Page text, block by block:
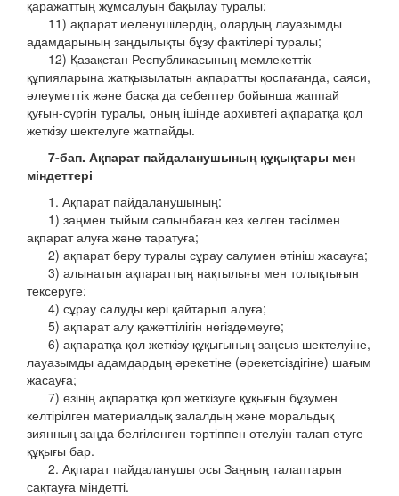
қаражаттың жұмсалуын бақылау туралы;
11) ақпарат иеленушілердің, олардың лауазымды
адамдарының заңдылықты бұзу фактілері туралы;
12) Қазақстан Республикасының мемлекеттік
құпияларына жатқызылатын ақпаратты қоспағанда, саяси,
әлеуметтік және басқа да себептер бойынша жаппай
қуғын-сүргін туралы, оның ішінде архивтегі ақпаратқа қол
жеткізу шектелуге жатпайды.
7-бап. Ақпарат пайдаланушының құқықтары мен
міндеттері
1. Ақпарат пайдаланушының:
1) заңмен тыйым салынбаған кез келген тәсілмен
ақпарат алуға және таратуға;
2) ақпарат беру туралы сұрау салумен өтініш жасауға;
3) алынатын ақпараттың нақтылығы мен толықтығын
тексеруге;
4) сұрау салуды кері қайтарып алуға;
5) ақпарат алу қажеттілігін негіздемеуге;
6) ақпаратқа қол жеткізу құқығының заңсыз шектелуіне,
лауазымды адамдардың әрекетіне (әрекетсіздігіне) шағым
жасауға;
7) өзінің ақпаратқа қол жеткізуге құқығын бұзумен
келтірілген материалдық залалдың және моральдық
зиянның заңда белгіленген тәртіппен өтелуін талап етуге
құқығы бар.
2. Ақпарат пайдаланушы осы Заңның талаптарын
сақтауға міндетті.